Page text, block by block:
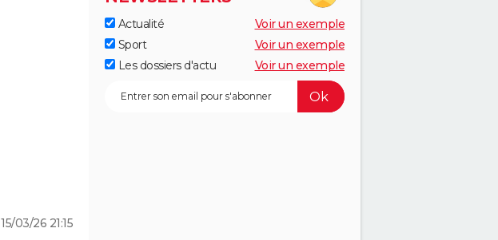
15/03/26 21:15
Actualité
Voir un exemple
Sport
Voir un exemple
Les dossiers d'actu
Voir un exemple